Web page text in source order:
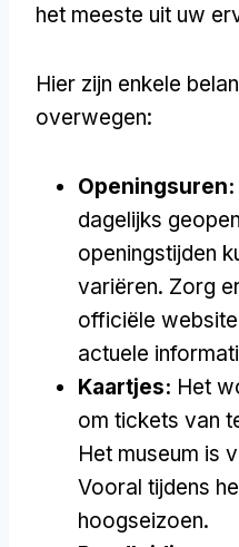
het meeste uit uw
Hier zijn enkele
overwegen:
Openingsuren:
dagelijks
openingstijden
variëren. Zorg
officiële
actuele
Kaartjes: Het
om tickets van
Het museum is
Vooral tijdens
hoogseizoen.